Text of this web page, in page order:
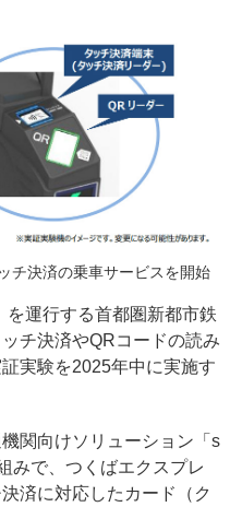
チ決済の乗車サービスを開始
運行する首都圏新都市鉄
チ決済やQRコードの読み
実験を2025年中に実施す
関向けソリューション「s
みで、つくばエクスプレ
済に対応したカード（ク